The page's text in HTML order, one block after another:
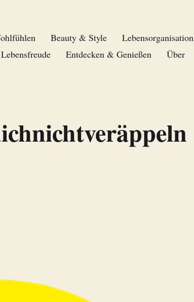
Beauty & Style Lebensorganisation
Lebensfreude
Entdecken & Genießen Über